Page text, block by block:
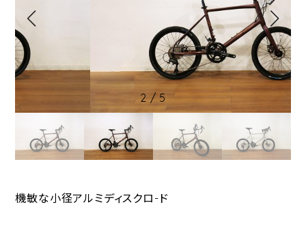
2/5
機敏な小径アルミディスクロ-ド